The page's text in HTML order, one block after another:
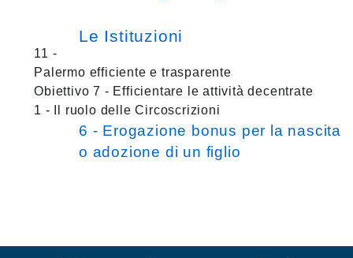
Le Istituzioni
11 -
Palermo efficiente e trasparente
Obiettivo 7 - Efficientare le attività decentrate
1 - Il ruolo delle Circoscrizioni
6 - Erogazione bonus per la nascita
o adozione di un figlio